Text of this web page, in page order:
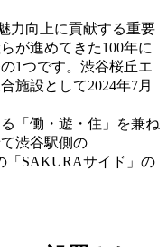
力向上に貢献する重要
が進めてきた100年に
1つです。渋谷桜丘エ
施設として2024年7月
「働・遊・住」を兼ね
渋谷駅側の
「SAKURAサイド」の